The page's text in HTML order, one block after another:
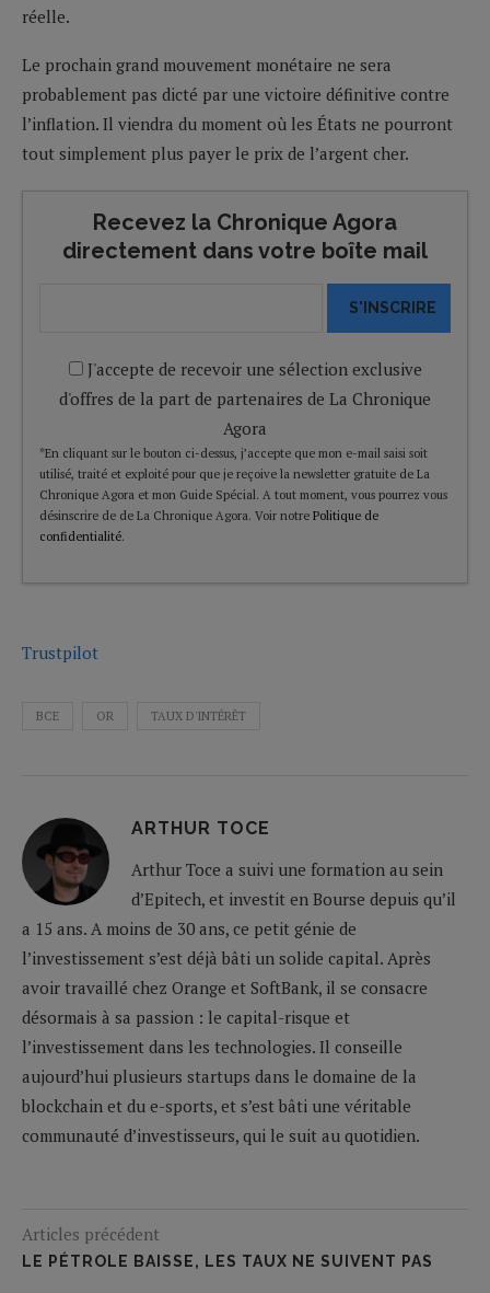
réelle.
Le prochain grand mouvement monétaire ne sera
probablement pas dicté par une victoire définitive contre
l’inflation. Il viendra du moment où les États ne pourront
tout simplement plus payer le prix de l’argent cher.
Recevez la Chronique Agora
directement dans votre boîte mail
S'INSCRIRE
J'accepte de recevoir une sélection exclusive
d'offres de la part de partenaires de La Chronique
Agora
*En cliquant sur le bouton ci-dessus, j’accepte que mon e-mail saisi soit
utilisé, traité et exploité pour que je reçoive la newsletter gratuite de La
Chronique Agora et mon Guide Spécial. A tout moment, vous pourrez vous
désinscrire de de La Chronique Agora. Voir notre Politique de
confidentialité.
Trustpilot
BCE OR TAUX D'INTÉRÊT
ARTHUR TOCE
Arthur Toce a suivi une formation au sein
d’Epitech, et investit en Bourse depuis qu’il
a 15 ans. A moins de 30 ans, ce petit génie de
l’investissement s’est déjà bâti un solide capital. Après
avoir travaillé chez Orange et SoftBank, il se consacre
désormais à sa passion : le capital-risque et
l’investissement dans les technologies. Il conseille
aujourd’hui plusieurs startups dans le domaine de la
blockchain et du e-sports, et s’est bâti une véritable
communauté d’investisseurs, qui le suit au quotidien.
Articles précédent
LE PÉTROLE BAISSE, LES TAUX NE SUIVENT PAS